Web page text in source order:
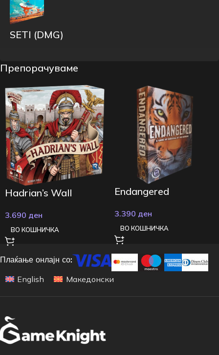
SETI (DMG)
Препорачуваме
Hadrian’s Wall
3.690 ден
ВО КОШНИЧКА
Endangered
3.390 ден
ВО КОШНИЧКА
Плаќање онлајн со:
English
Македонски